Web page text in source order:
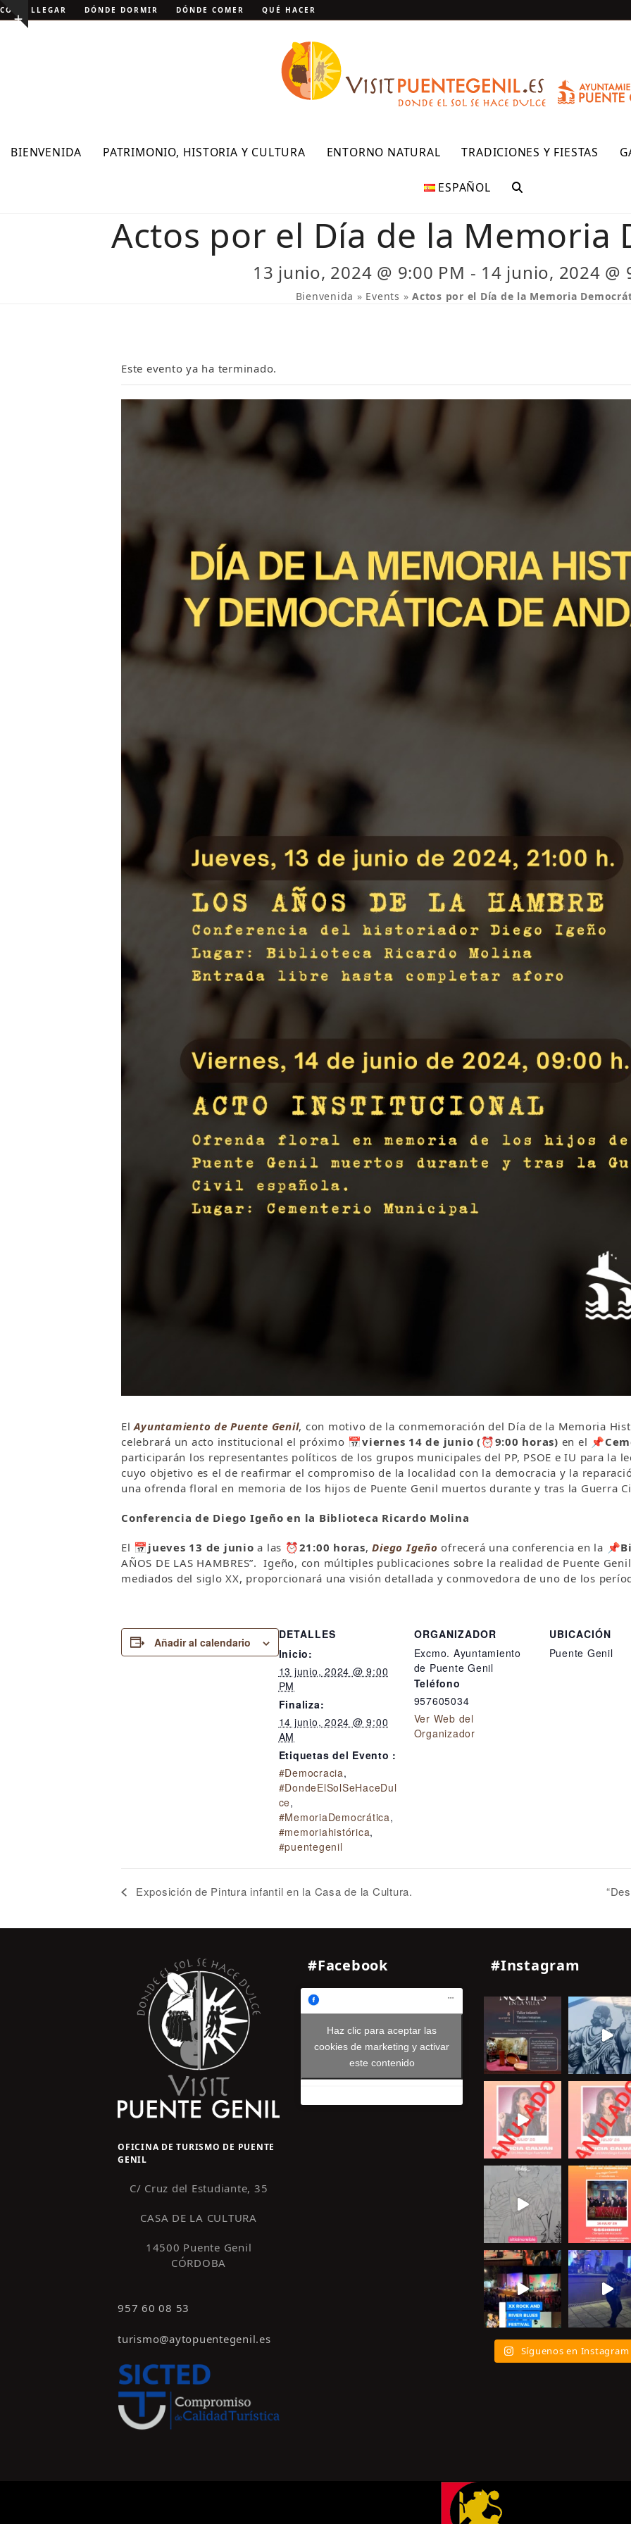
Skip
to Show
CÓMO LLEGAR DÓNDE DORMIR DÓNDE COMER QUÉ HACER
BIENVENIDA PATRIMONIO, HISTORIA Y CULTURA ENTORNO NATURAL TRADICIONES Y FIESTAS
ESPAÑOL
Actos por el Día de la Memoria
13 junio, 2024 @ 9:00 PM - 14 junio, 2024 @
Bienvenida » Events »Actos por el Día de la Memoria
Este evento ya ha terminado.
ElAyuntamiento de Puente Genil, con motivo de la conmemoración del Día de la Memoria
celebrará un acto institucional el próximo 📅viernes 14 de junio (⏰9:00 horas) en el 📌
participarán los representantes políticos de los grupos municipales del PP, PSOE e IU para la
cuyo objetivo es el de reafirmar el compromiso de la localidad con la democracia y la
una ofrenda floral en memoria de los hijos de Puente Genil muertos durante y tras la Guerra
Conferencia de Diego Igeño en la Biblioteca Ricardo Molina
El 📅 jueves 13 de junio a las ⏰21:00 horas, Diego Igeño ofrecerá una conferencia en la 📌
AÑOS DE LAS HAMBRES”. Igeño, con múltiples publicaciones sobre la realidad de Puente
mediados del siglo XX, proporcionará una visión detallada y conmovedora de uno de los
Añadir al calendario
DETALLES
Inicio:
13 junio, 2024 @ 9:00
PM
Finaliza:
14 junio, 2024 @ 9:00
AM
Etiquetas del Evento :
#Democracia,
#DondeElSolSeHaceDul
ce,
#MemoriaDemocrática,
#memoriahistórica,
#puentegenil
ORGANIZADOR
Excmo. Ayuntamiento
de Puente Genil
Teléfono
957605034
Ver Web del
Organizador
UBICACIÓN
Puente Genil
Exposición de Pintura infantil en la Casa de la Cultura.
OFICINA DE TURISMO DE PUENTE
GENIL
C/ Cruz del Estudiante, 35
CASA DE LA CULTURA
14500 Puente Genil
CÓRDOBA
957 60 08 53
turismo@aytopuentegenil.es
#Facebook
Haz clic para aceptar las
cookies de marketing y activar
este contenido
#Instagram
Síguenos en Instagram